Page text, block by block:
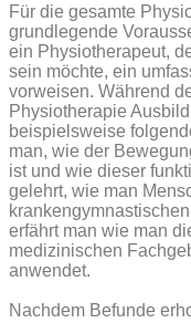
Für die gesamte
grundlegende
ein Physiotherapeut,
sein möchte, ein
vorweisen. Während
Physiotherapie
beispielsweise
man, wie der
ist und wie dieser
gelehrt, wie man
erfährt man wie man
medizinischen
anwendet.
Nachdem Befunde